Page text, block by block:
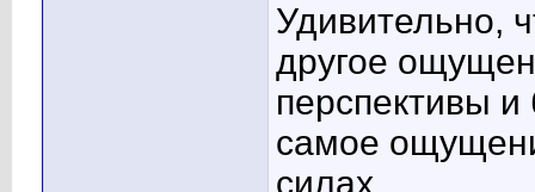
Удивительно,
другое
перспективы
самое
силах.